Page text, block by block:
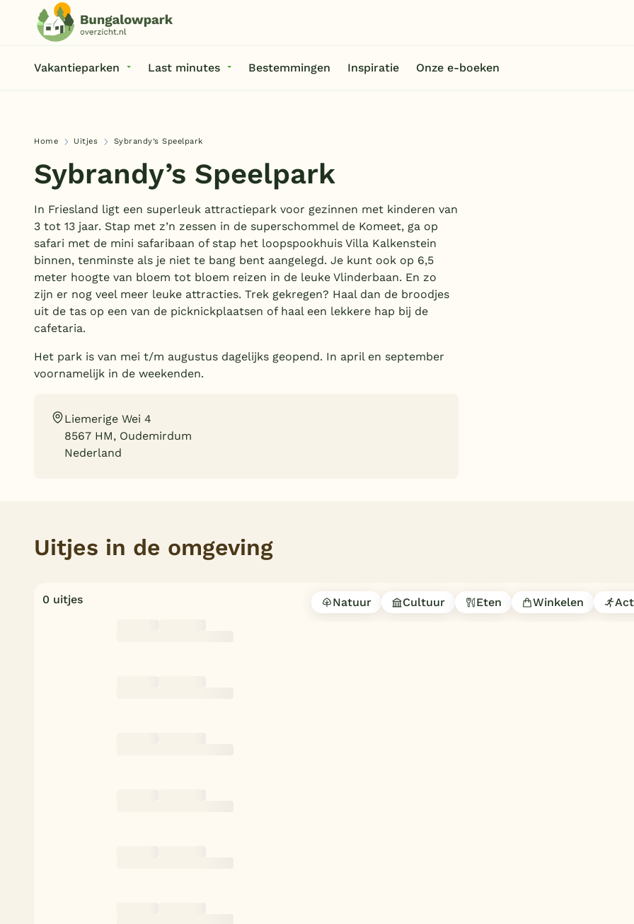
Vakantieparken Last minutes Bestemmingen Inspiratie Onze e-boeken
Home Uitjes Sybrandy’s Speelpark
Sybrandy’s Speelpark
In Friesland ligt een superleuk attractiepark voor gezinnen met kinderen van
3 tot 13 jaar. Stap met z’n zessen in de superschommel de Komeet, ga op
safari met de mini safaribaan of stap het loopspookhuis Villa Kalkenstein
binnen, tenminste als je niet te bang bent aangelegd. Je kunt ook op 6,5
meter hoogte van bloem tot bloem reizen in de leuke Vlinderbaan. En zo
zijn er nog veel meer leuke attracties. Trek gekregen? Haal dan de broodjes
uit de tas op een van de picknickplaatsen of haal een lekkere hap bij de
cafetaria.
Het park is van mei t/m augustus dagelijks geopend. In april en september
voornamelijk in de weekenden.
Liemerige Wei 4
8567 HM, Oudemirdum
Nederland
Uitjes in de omgeving
0 uitjes Natuur Cultuur Eten Winkelen